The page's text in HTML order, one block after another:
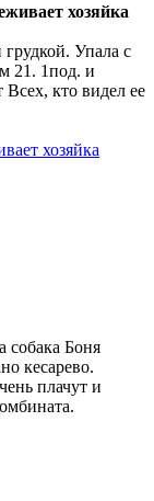
хозяйка
Упала с
21. 1под. и
кто видел ее
хозяйка
собака Боня
кесарево.
плачут и